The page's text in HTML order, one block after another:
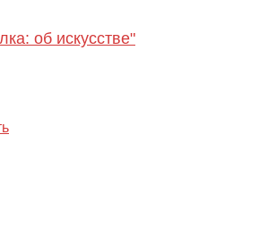
об искусстве"